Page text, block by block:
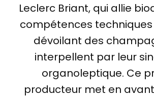
Leclerc Briant, qui allie
compétences
dévoilant des
interpellent par leur
organoleptique. Ce
producteur met en